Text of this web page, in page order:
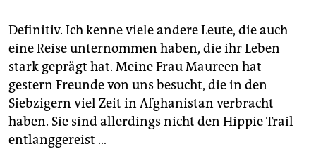
Definitiv. Ich kenne viele andere Leute, die auch
eine Reise unternommen haben, die ihr Leben
stark geprägt hat. Meine Frau Maureen hat
gestern Freunde von uns besucht, die in den
Siebzigern viel Zeit in Afghanistan verbracht
haben. Sie sind allerdings nicht den Hippie Trail
entlanggereist …